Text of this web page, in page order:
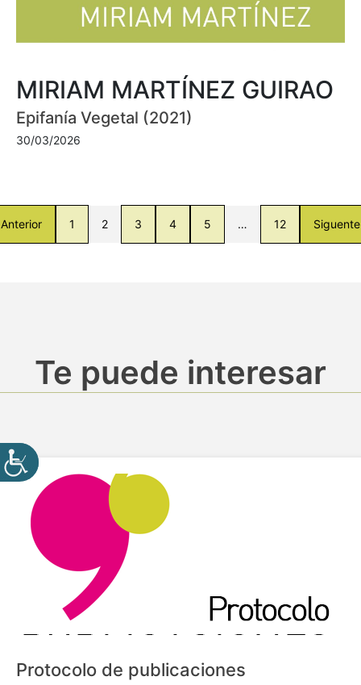
MIRIAM MARTÍNEZ GUIRAO
Epifanía Vegetal (2021)
30/03/2026
Anterior 1 2 3 4 5 … 12 Siguente
Te puede interesar
Protocolo de publicaciones